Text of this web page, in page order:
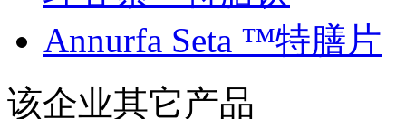
Annurfa Seta ™特膳片
该企业其它产品